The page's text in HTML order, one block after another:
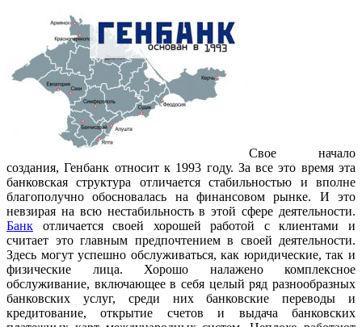
Свое начало
создания, Генбанк относит к 1993 году. За все это время эта
банковская структура отличается стабильностью и вполне
благополучно обосновалась на финансовом рынке. И это
невзирая на всю нестабильность в этой сфере деятельности.
Банк отличается своей хорошей работой с клиентами и
считает это главным предпочтением в своей деятельности.
Здесь могут успешно обслуживаться, как юридические, так и
физические лица. Хорошо налажено комплексное
обслуживание, включающее в себя целый ряд разнообразных
банковских услуг, среди них банковские переводы и
кредитование, открытие счетов и выдача банковских